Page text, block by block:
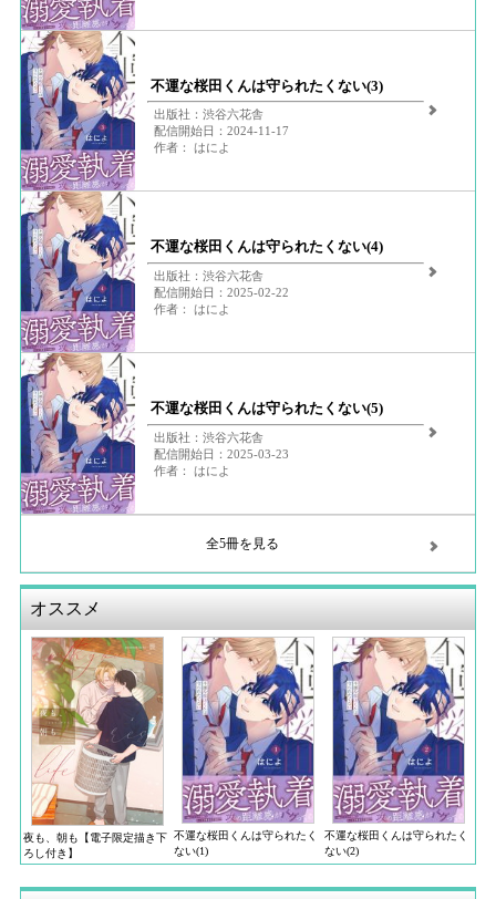
不運な桜田くんは守られたくない(3)
出版社：渋谷六花舎
配信開始日：2024-11-17
作者： はによ
不運な桜田くんは守られたくない(4)
出版社：渋谷六花舎
配信開始日：2025-02-22
作者： はによ
不運な桜田くんは守られたくない(5)
出版社：渋谷六花舎
配信開始日：2025-03-23
作者： はによ
全5冊を見る
オススメ
夜も、朝も【電子限定描き下
ろし付き】
不運な桜田くんは守られたく
ない(1)
不運な桜田くんは守られたく
ない(2)